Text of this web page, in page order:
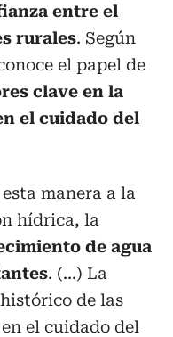
entre el
rurales. Según
el papel de
clave en la
el cuidado del
manera a la
hídrica, la
de agua
. (...) La
de las
el cuidado del